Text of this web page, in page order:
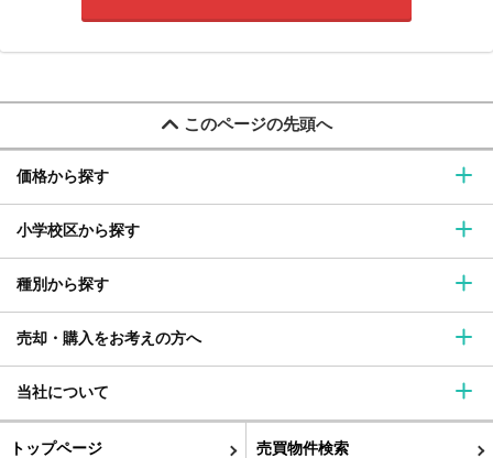
このページの先頭へ
価格から探す
小学校区から探す
種別から探す
売却・購入をお考えの方へ
当社について
トップページ 売買物件検索